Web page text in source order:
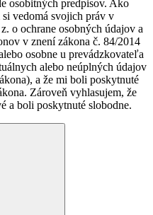
osobitných predpisov. Ako
vedomá svojich práv v
o ochrane osobných údajov a
v znení zákona č. 84/2014
osobne u prevádzkovateľa
alebo neúplných údajov
a že mi boli poskytnuté
Zároveň vyhlasujem, že
a boli poskytnuté slobodne.